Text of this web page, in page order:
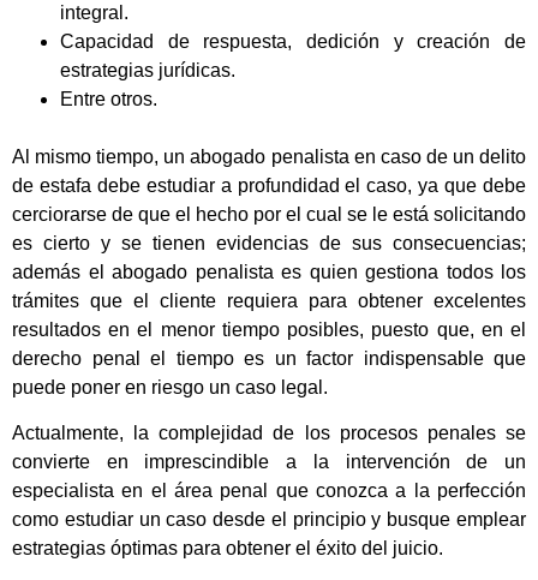
integral.
Capacidad de respuesta, dedición y creación de
estrategias jurídicas.
Entre otros.
Al mismo tiempo, un abogado penalista en caso de un delito
de estafa debe estudiar a profundidad el caso, ya que debe
cerciorarse de que el hecho por el cual se le está solicitando
es cierto y se tienen evidencias de sus consecuencias;
además el abogado penalista es quien gestiona todos los
trámites que el cliente requiera para obtener excelentes
resultados en el menor tiempo posibles, puesto que, en el
derecho penal el tiempo es un factor indispensable que
puede poner en riesgo un caso legal.
Actualmente, la complejidad de los procesos penales se
convierte en imprescindible a la intervención de un
especialista en el área penal que conozca a la perfección
como estudiar un caso desde el principio y busque emplear
estrategias óptimas para obtener el éxito del juicio.